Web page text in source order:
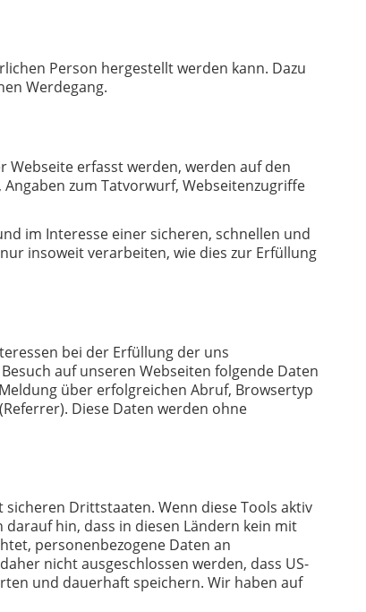
Person hergestellt werden kann. Dazu
Werdegang.
Webseite erfasst werden, werden auf den
zum Tatvorwurf, Webseitenzugriffe
im Interesse einer sicheren, schnellen und
insoweit verarbeiten, wie dies zur Erfüllung
bei der Erfüllung der uns
auf unseren Webseiten folgende Daten
über erfolgreichen Abruf, Browsertyp
Diese Daten werden ohne
Drittstaaten. Wenn diese Tools aktiv
hin, dass in diesen Ländern kein mit
personenbezogene Daten an
nicht ausgeschlossen werden, dass US-
und dauerhaft speichern. Wir haben auf